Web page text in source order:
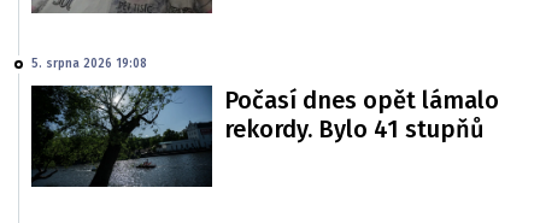
5. srpna 2026 19:08
Počasí dnes opět lámalo
rekordy. Bylo 41 stupňů